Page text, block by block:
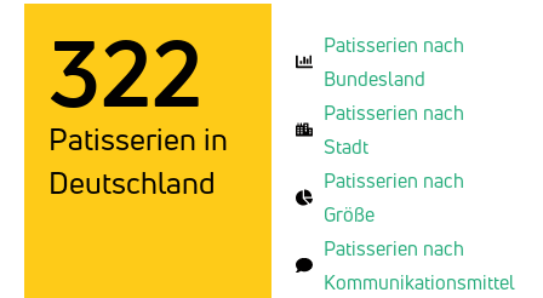
322
Patisserien in
Deutschland
Patisserien nach
Bundesland
Patisserien nach
Stadt
Patisserien nach
Größe
Patisserien nach
Kommunikationsmittel